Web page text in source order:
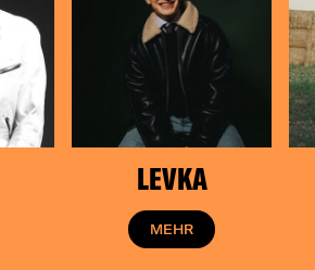
Allein auf Spotify
272 Mio. Streams. Das Album
erreicht Goldstatus. Es folgt
»Treppenhaus« OPEN AIR
ist geprägt von Kreativität
Kollaborationen,
von 10 Gold- und Platin
2022 spielte sie eine
die beim Publikum
sorgt.
LEVKA
MEHR